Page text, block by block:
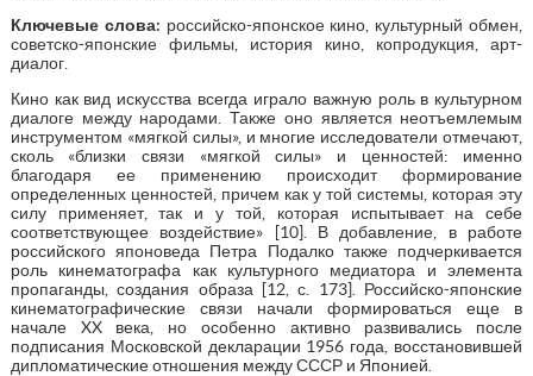
Ключевые слова: российско-японское кино, культурный обмен,
советско-японские фильмы, история кино, копродукция, арт-
диалог.
Кино как вид искусства всегда играло важную роль в культурном
диалоге между народами. Также оно является неотъемлемым
инструментом «мягкой силы», и многие исследователи отмечают,
сколь «близки связи «мягкой силы» и ценностей: именно
благодаря ее применению происходит формирование
определенных ценностей, причем как у той системы, которая эту
силу применяет, так и у той, которая испытывает на себе
соответствующее воздействие» [10]. В добавление, в работе
российского японоведа Петра Подалко также подчеркивается
роль кинематографа как культурного медиатора и элемента
пропаганды, создания образа [12, с. 173]. Российско-японские
кинематографические связи начали формироваться еще в
начале XX века, но особенно активно развивались после
подписания Московской декларации 1956 года, восстановившей
дипломатические отношения между СССР и Японией.